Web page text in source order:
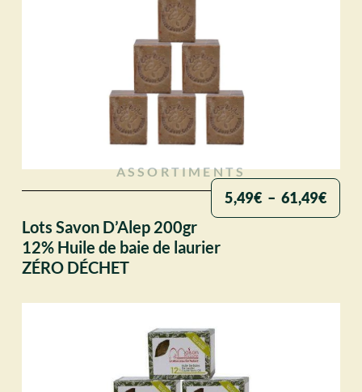
ASSORTIMENTS
5,49€ – 61,49€
Lots Savon D’Alep 200gr
12% Huile de baie de laurier
ZÉRO DÉCHET